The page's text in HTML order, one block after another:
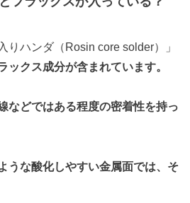
りハンダ（Rosin core solder）」
ックス成分が含まれています。
などではある程度の密着性を持っ
うな酸化しやすい金属面では、そ